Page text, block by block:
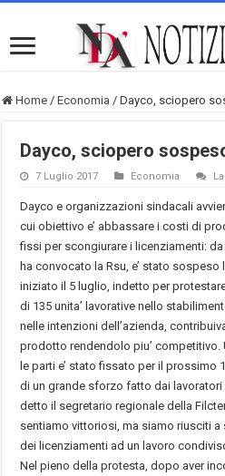
Home / Economia / Dayco, sciopero
Dayco, sciopero
7 Luglio 2017 Economia
Dayco e organizzazioni sindacali
cui obiettivo e’ abbassare i costi di
fissi per scongiurare i licenziamenti:
ha convocato la Rsu, e’ stato
iniziato il 5 luglio, indetto per
di 135 unita’ lavorative nello
nelle intenzioni dell’azienda,
prodotto rendendolo piu’
le parti e’ stato fissato per il prossimo
di un grande sforzo fatto dai
detto il segretario regionale della
sentiamo vittoriosi, ma siamo riusciti
dei licenziamenti ad un lavoro
Nel pieno della protesta, dopo aver